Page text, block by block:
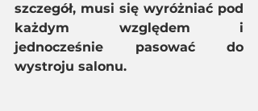
szczegół, musi się wyróżniać pod
każdym względem i
jednocześnie pasować do
wystroju salonu.